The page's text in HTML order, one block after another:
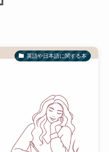
英語や日本語に関する本